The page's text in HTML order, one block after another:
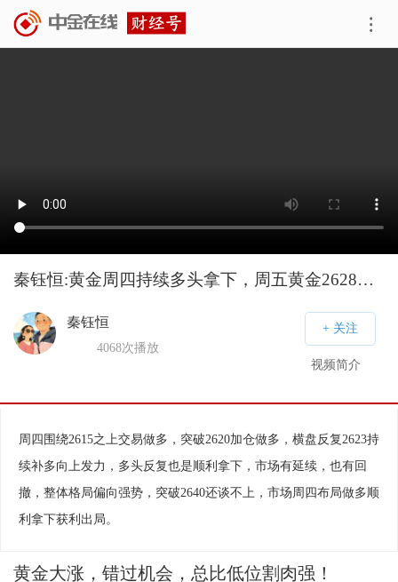
秦钰恒:黄金周四持续多头拿下，周五黄金2628趋势多进场
秦钰恒
4068次播放
视频简介
周四围绕2615之上交易做多，突破2620加仓做多，横盘反复2623持
续补多向上发力，多头反复也是顺利拿下，市场有延续，也有回
撤，整体格局偏向强势，突破2640还谈不上，市场周四布局做多顺
利拿下获利出局。
相关视频
黄金大涨，错过机会，总比低位割肉强！